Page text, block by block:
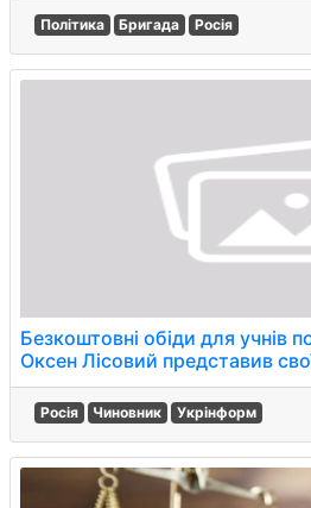
Політика Бригада Росія
Безкоштовні обіди для учнів
Оксен Лісовий представив
Росія Чиновник Укрінформ